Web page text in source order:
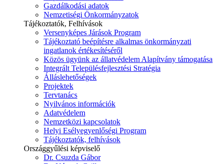
Gazdálkodási adatok
Nemzetiségi Önkormányzatok
Tájékoztatók, Felhívások
Versenyképes Járások Program
Tájékoztató beépítésre alkalmas önkormányzati
ingatlanok értékesítéséről
Közös ügyünk az állatvédelem Alapítvány támogatása
Integrált Településfejlesztési Stratégia
Álláslehetőségek
Projektek
Tervtanács
Nyilvános információk
Adatvédelem
Nemzetközi kapcsolatok
Helyi Esélyegyenlőségi Program
Tájékoztatók, felhívások
Országgyűlési képviselő
Dr. Csuzda Gábor